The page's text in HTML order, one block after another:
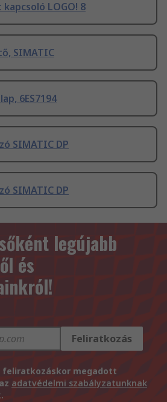
LOGO! 8
SIMATIC
6ES7194
SIMATIC DP
SIMATIC DP
legújabb
és
Feliratkozás
feliratkozáskor megadott
adatvédelmi szabályzatunknak